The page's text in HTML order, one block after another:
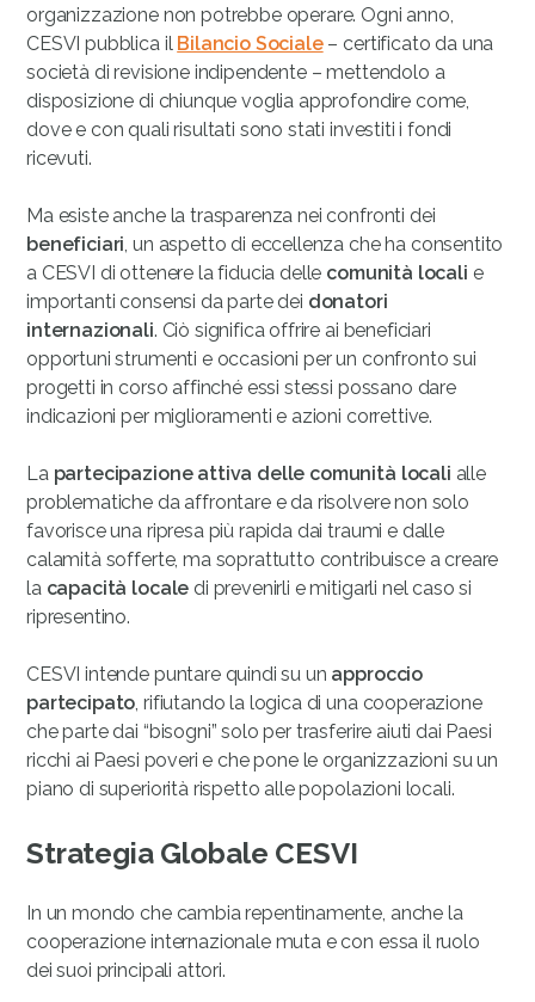
organizzazione non potrebbe operare. Ogni anno,
CESVI pubblica il Bilancio Sociale– certificato da una
società di revisione indipendente – mettendolo a
disposizione di chiunque voglia approfondire come,
dove e con quali risultati sono stati investiti i fondi
ricevuti.
Ma esiste anche la trasparenza nei confronti dei
beneficiari, un aspetto di eccellenza che ha consentito
a CESVI di ottenere la fiducia delle comunità locali e
importanti consensi da parte dei donatori
internazionali. Ciò significa offrire ai beneficiari
opportuni strumenti e occasioni per un confronto sui
progetti in corso affinché essi stessi possano dare
indicazioni per miglioramenti e azioni correttive.
La partecipazione attiva delle comunità locali alle
problematiche da affrontare e da risolvere non solo
favorisce una ripresa più rapida dai traumi e dalle
calamità sofferte, ma soprattutto contribuisce a creare
la capacità locale di prevenirli e mitigarli nel caso si
ripresentino.
CESVI intende puntare quindi su un approccio
partecipato, rifiutando la logica di una cooperazione
che parte dai “bisogni” solo per trasferire aiuti dai Paesi
ricchi ai Paesi poveri e che pone le organizzazioni su un
piano di superiorità rispetto alle popolazioni locali.
Strategia Globale CESVI
In un mondo che cambia repentinamente, anche la
cooperazione internazionale muta e con essa il ruolo
dei suoi principali attori.